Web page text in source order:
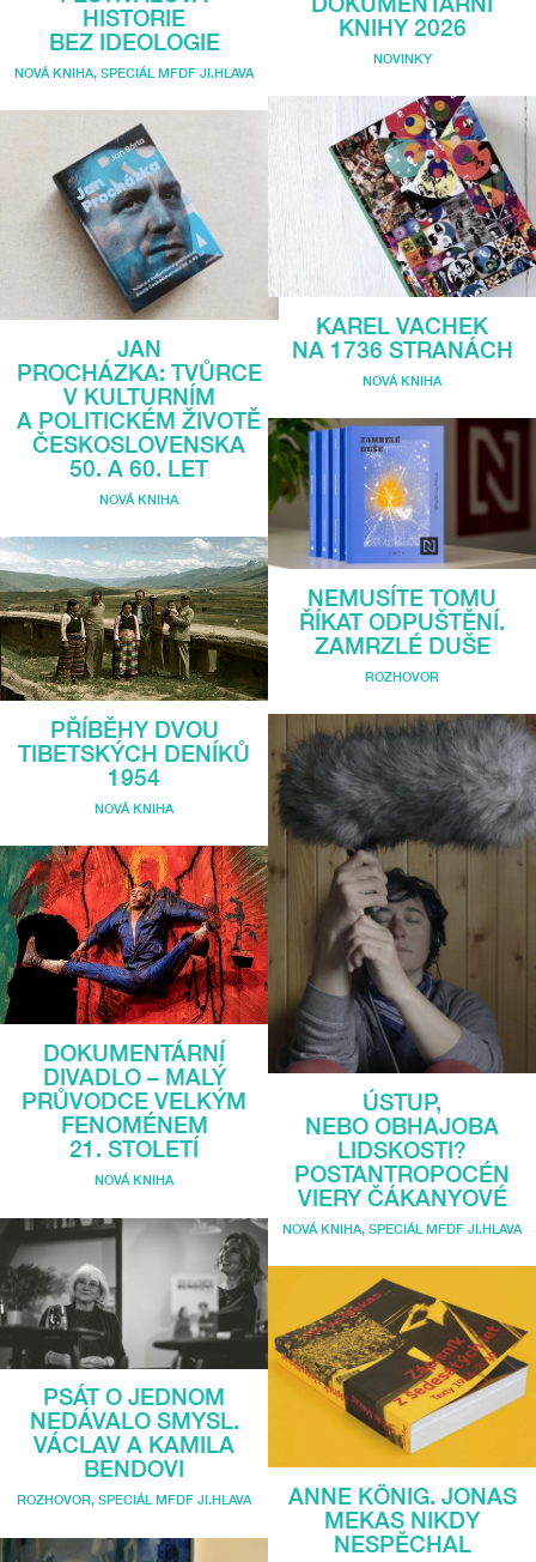
HISTORIE
BEZ IDEOLOGIE
NOVÁ KNIHA, SPECIÁL MFDF JI.HLAVA
JAN
PROCHÁZKA: TVŮRCE
V KULTURNÍM
A POLITICKÉM ŽIVOTĚ
ČESKOSLOVENSKA
50. A 60. LET
NOVÁ KNIHA
PŘÍBĚHY DVOU
TIBETSKÝCH DENÍKŮ
1954
NOVÁ KNIHA
DOKUMENTÁRNÍ
DIVADLO – MALÝ
PRŮVODCE VELKÝM
FENOMÉNEM
21. STOLETÍ
NOVÁ KNIHA
PSÁT O JEDNOM
NEDÁVALO SMYSL.
VÁCLAV A KAMILA
BENDOVI
ROZHOVOR, SPECIÁL MFDF JI.HLAVA
KNIHY 2026
NOVINKY
KAREL VACHEK
NA 1736 STRANÁCH
NOVÁ KNIHA
NEMUSÍTE TOMU
ŘÍKAT ODPUŠTĚNÍ.
ZAMRZLÉ DUŠE
ROZHOVOR
ÚSTUP,
NEBO OBHAJOBA
LIDSKOSTI?
POSTANTROPOCÉN
VIERY ČÁKANYOVÉ
NOVÁ KNIHA, SPECIÁL MFDF JI.HLAVA
ANNE KÖNIG. JONAS
MEKAS NIKDY
NESPĚCHAL